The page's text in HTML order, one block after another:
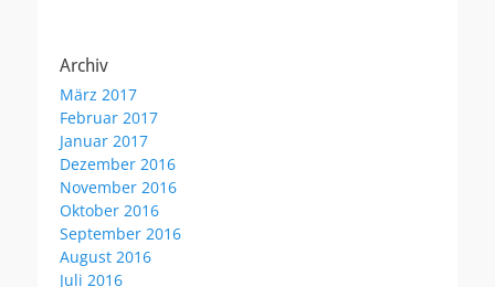
Archiv
März 2017
Februar 2017
Januar 2017
Dezember 2016
November 2016
Oktober 2016
September 2016
August 2016
Juli 2016